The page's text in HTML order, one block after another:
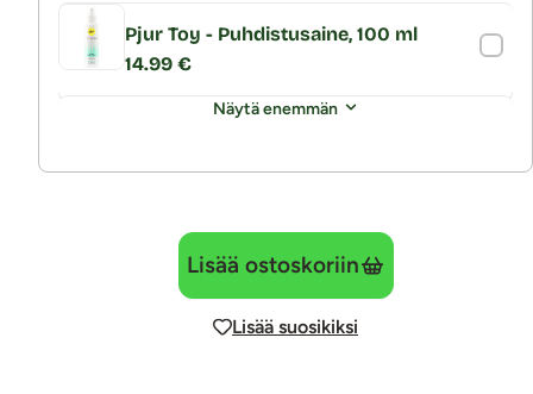
Pjur Toy - Puhdistusaine, 100 ml
14.99 €
Näytä enemmän
Lisää ostoskoriin
Lisää suosikiksi